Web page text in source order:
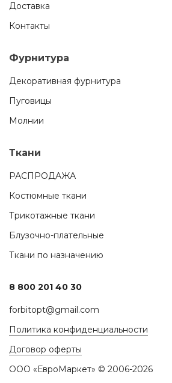
Доставка
Контакты
Фурнитура
Декоративная фурнитура
Пуговицы
Молнии
Ткани
РАСПРОДАЖА
Костюмные ткани
Трикотажные ткани
Блузочно-плательные
Ткани по назначению
8 800 201 40 30
forbitopt@gmail.com
Политика конфиденциальности
Договор оферты
ООО «ЕвроМаркет» © 2006-2026